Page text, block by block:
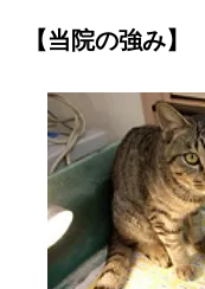
【当院の強み】